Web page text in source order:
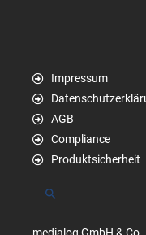
Impressum
AGB
Compliance
Produktsicherheit
Suchen